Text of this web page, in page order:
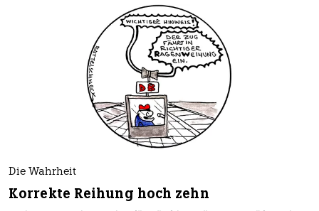
Die Wahrheit
Korrekte Reihung hoch zehn